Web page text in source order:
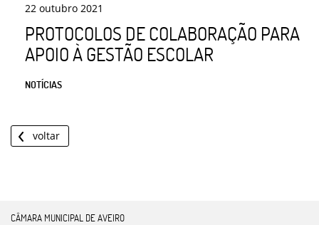
22 outubro 2021
PROTOCOLOS DE COLABORAÇÃO PARA
APOIO À GESTÃO ESCOLAR
NOTÍCIAS
voltar
CÂMARA MUNICIPAL DE AVEIRO